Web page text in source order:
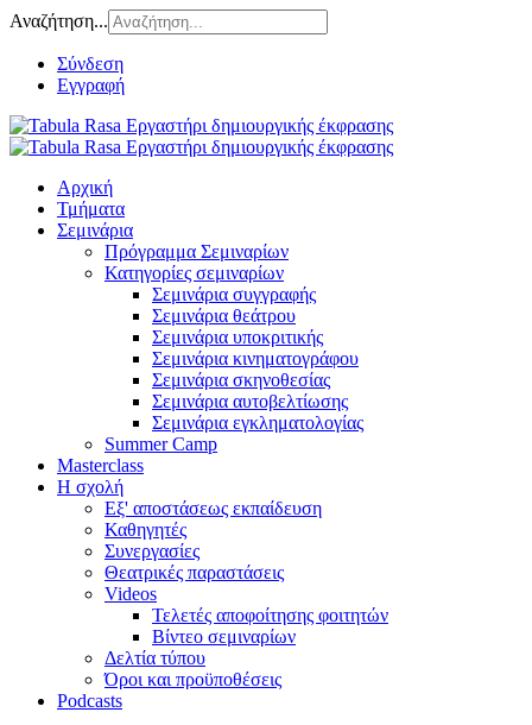
Αναζήτηση...
Σύνδεση
Εγγραφή
Αρχική
Τμήματα
Σεμινάρια
Πρόγραμμα Σεμιναρίων
Κατηγορίες σεμιναρίων
Σεμινάρια συγγραφής
Σεμινάρια θεάτρου
Σεμινάρια υποκριτικής
Σεμινάρια κινηματογράφου
Σεμινάρια σκηνοθεσίας
Σεμινάρια αυτοβελτίωσης
Σεμινάρια εγκληματολογίας
Summer Camp
Masterclass
Η σχολή
Εξ' αποστάσεως εκπαίδευση
Καθηγητές
Συνεργασίες
Θεατρικές παραστάσεις
Videos
Τελετές αποφοίτησης φοιτητών
Βίντεο σεμιναρίων
Δελτία τύπου
Όροι και προϋποθέσεις
Podcasts